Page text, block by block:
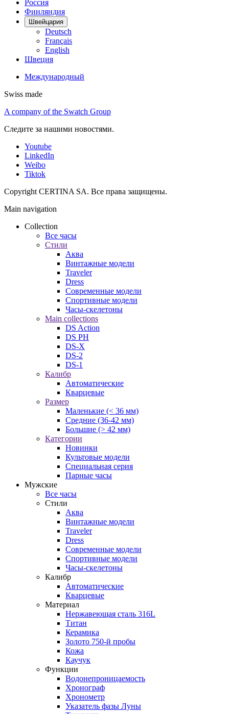
Россия
Финляндия
Швейцария
Deutsch
Français
English
Швеция
Международный
Swiss made
A company of the Swatch Group
Следите за нашими новостями.
Youtube
LinkedIn
Weibo
Tiktok
Copyright CERTINA SA. Все права защищены.
Main navigation
Collection
Все часы
Стили
Аква
Винтажные модели
Traveler
Dress
Современные модели
Спортивные модели
Часы-скелетоны
Main collections
DS Action
DS PH
DS-X
DS-2
DS-1
Калибр
Автоматические
Кварцевые
Размер
Маленькие (< 36 мм)
Средние (36-42 мм)
Большие (> 42 мм)
Категории
Новинки
Культовые модели
Специальная серия
Парные часы
Мужские
Все часы
Стили
Аква
Винтажные модели
Traveler
Dress
Современные модели
Спортивные модели
Часы-скелетоны
Калибр
Автоматические
Кварцевые
Материал
Нержавеющая сталь 316L
Титан
Керамика
Золото 750-й пробы
Кожа
Каучук
Функции
Водонепроницаемость
Хронограф
Хронометр
Указатель фазы Луны